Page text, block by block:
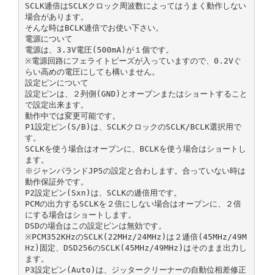
SCLK逓倍はSCLKクロック周波数によってはうまく動作しない
場合があります。
そんな時はBCLK逓倍でお使い下さい。
電源について
電源は、3.3V電圧(500mA)が１個です。
※電源回路にフェライトビーズが入っていますので、0.2Vぐ
らい高めの電圧にしても構いません。
設定ピンについて
設定ピンは、２列側(GND)とオープンまたはショートすること
で設定出来ます。
動作中では変更可能です。
P1設定ピン(S/B)は、SCLKクロックのSCLK/BCLK選択用で
す。
SCLKを使う場合はオープンに、BCLKを使う場合はショートし
ます。
※ジャンパランドJP5の設定と合わします。合っていない時は
動作保証外です。
P2設定ピン(Sxn)は、SCLKの逓倍用です。
PCMの出力するSCLKを２倍にしない場合はオープンに、２倍
にする場合はショートします。
DSDの場合はこの設定ピンは無効です。
※PCM352KHzのSCLK(22MHz/24MHz)は２逓倍(45MHz/49M
Hz)固定、DSD256のSCLK(45MHz/49MHz)はそのまま出力し
ます。
P3設定ピン(Auto)は、ジッタークリーナーの自動位相差修正